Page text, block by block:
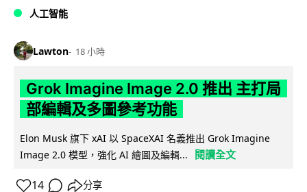
人工智能
Lawton 18 小時
Grok Imagine Image 2.0 推出 主打局
部編輯及多圖參考功能
Elon Musk 旗下 xAI 以 SpaceXAI 名義推出 Grok Imagine
Image 2.0 模型，強化 AI 繪圖及編輯...
閱讀全文
14 分享